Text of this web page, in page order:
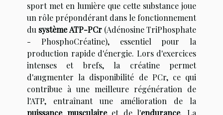
sport met en lumière que cette substance joue
un rôle prépondérant dans le fonctionnement
du système ATP-PCr(Adénosine TriPhosphate
- PhosphoCréatine), essentiel pour la
production rapide d'énergie. Lors d'exercices
intenses et brefs, la créatine permet
d'augmenter la disponibilité de PCr, ce qui
contribue à une meilleure régénération de
l'ATP, entraînant une amélioration de la
puissance musculaireet de l'endurance. La